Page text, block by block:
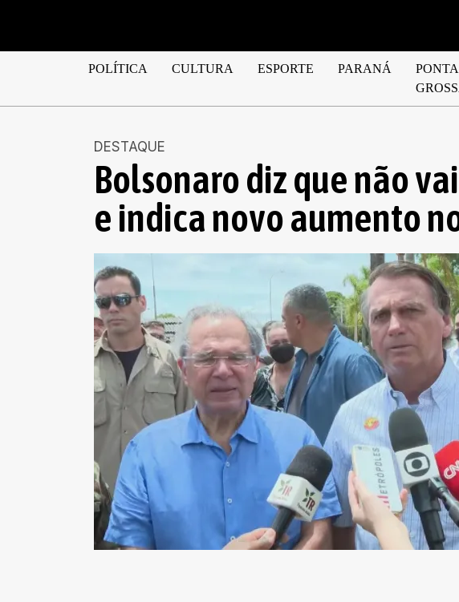
POLÍTICA CULTURA ESPORTE PARANÁ
PONTA
DESTAQUE
Bolsonaro diz que não
e indica novo aumento